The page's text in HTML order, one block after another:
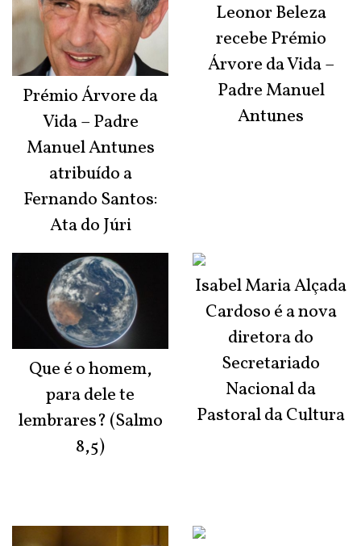
Prémio Árvore da
Vida – Padre
Manuel Antunes
atribuído a
Fernando Santos:
Ata do Júri
Que é o homem,
para dele te
lembrares? (Salmo
8,5)
Leonor Beleza
recebe Prémio
Árvore da Vida –
Padre Manuel
Antunes
Isabel Maria Alçada
Cardoso é a nova
diretora do
Secretariado
Nacional da
Pastoral da Cultura